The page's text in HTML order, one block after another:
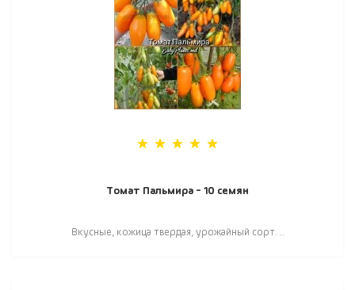
Томат Пальмира - 10 семян
Вкусные, кожица твердая, урожайный сорт. ..